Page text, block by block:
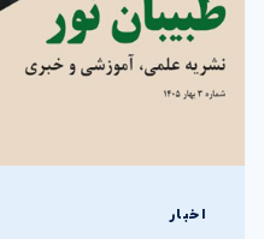
اخبار